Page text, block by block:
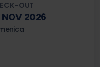
OUT
2026